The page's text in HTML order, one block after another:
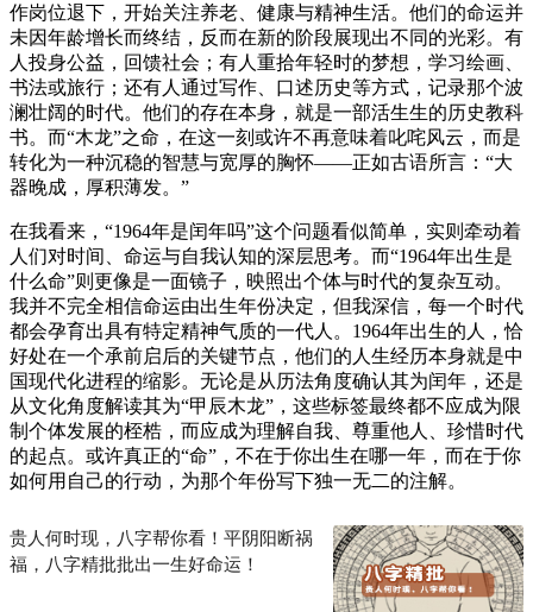
作岗位退下，开始关注养老、健康与精神生活。他们的命运并
未因年龄增长而终结，反而在新的阶段展现出不同的光彩。有
人投身公益，回馈社会；有人重拾年轻时的梦想，学习绘画、
书法或旅行；还有人通过写作、口述历史等方式，记录那个波
澜壮阔的时代。他们的存在本身，就是一部活生生的历史教科
书。而“木龙”之命，在这一刻或许不再意味着叱咤风云，而是
转化为一种沉稳的智慧与宽厚的胸怀——正如古语所言：“大
器晚成，厚积薄发。”
在我看来，“1964年是闰年吗”这个问题看似简单，实则牵动着
人们对时间、命运与自我认知的深层思考。而“1964年出生是
什么命”则更像是一面镜子，映照出个体与时代的复杂互动。
我并不完全相信命运由出生年份决定，但我深信，每一个时代
都会孕育出具有特定精神气质的一代人。1964年出生的人，恰
好处在一个承前启后的关键节点，他们的人生经历本身就是中
国现代化进程的缩影。无论是从历法角度确认其为闰年，还是
从文化角度解读其为“甲辰木龙”，这些标签最终都不应成为限
制个体发展的桎梏，而应成为理解自我、尊重他人、珍惜时代
的起点。或许真正的“命”，不在于你出生在哪一年，而在于你
如何用自己的行动，为那个年份写下独一无二的注解。
贵人何时现，八字帮你看！平阴阳断祸
福，八字精批批出一生好命运！